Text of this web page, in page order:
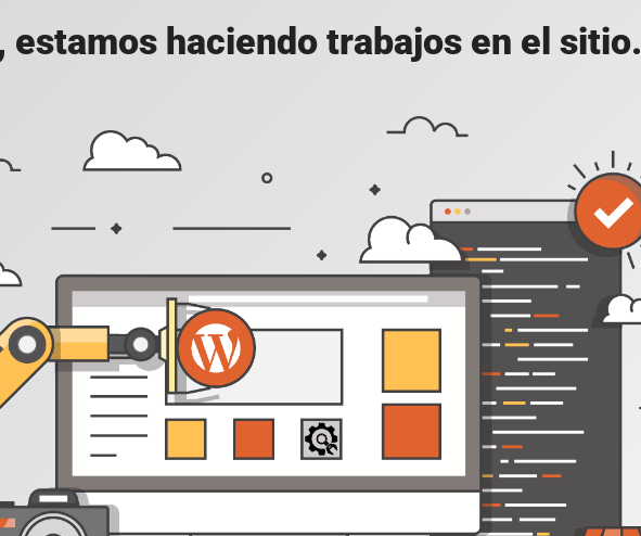
estamos haciendo trabajos en el sitio.